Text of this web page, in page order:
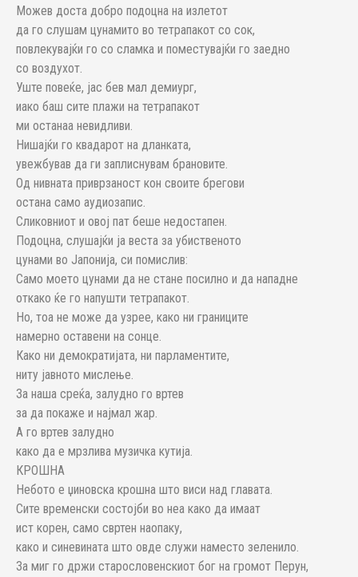
Можев доста добро подоцна на излетот
да го слушам цунамито во тетрапакот со сок,
повлекувајќи го со сламка и поместувајќи го заедно
со воздухот.
Уште повеќе, јас бев мал демиург,
иако баш сите плажи на тетрапакот
ми останаа невидливи.
Нишајќи го квадарот на дланката,
увежбував да ги заплиснувам брановите.
Од нивната приврзаност кон своите брегови
остана само аудиозапис.
Сликовниот и овој пат беше недостапен.
Подоцна, слушајќи ја веста за убиственото
цунами во Јапонија, си помислив:
Само моето цунами да не стане посилно и да нападне
откако ќе го напушти тетрапакот.
Но, тоа не може да узрее, како ни границите
намерно оставени на сонце.
Како ни демократијата, ни парламентите,
ниту јавното мислење.
За наша среќа, залудно го вртев
за да покаже и најмал жар.
А го вртев залудно
како да е мрзлива музичка кутија.
КРОШНА
Небото е џиновска крошна што виси над главата.
Сите временски состојби во неа како да имаат
ист корен, само свртен наопаку,
како и синевината што овде служи наместо зеленило.
За миг го држи старословенскиот бог на громот Перун,